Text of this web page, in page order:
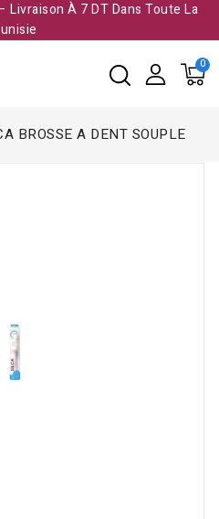
À 7 DT Dans Toute La
BROSSE A DENT SOUPLE